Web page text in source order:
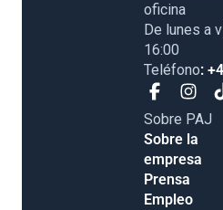
oficina
De lunes a
16:00
Teléfono:
Sobre PAJ
Sobre la
empresa
Prensa
Empleo